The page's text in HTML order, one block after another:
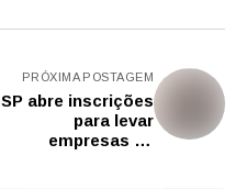
PRÓXIMA POSTAGEM
SP abre inscrições
para levar
empresas de